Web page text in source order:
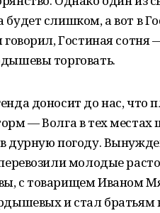
будет слишком, а вот в
говорил, Гостиная
торговать.
доносит до нас, что
— Волга в тех местах
дурную погоду.
перевозили молодые
с товарищем Иваном
и стал